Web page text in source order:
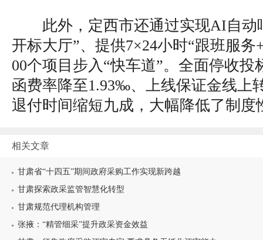
此外，定西市还通过实现AI自动
开标大厅”、提供7×24小时“跟班服务
00个项目步入“快车道”。全面停收投
函费率降至1.93‰、上线保证金线上
退付时间缩短九成，大幅降低了制度
相关文章
甘肃省“十四五”期间政府采购工作实现新跨越
甘肃探索政采监管智慧化转型
甘肃规范代理机构管理
张掖：“精管细采”提升政采资金效益